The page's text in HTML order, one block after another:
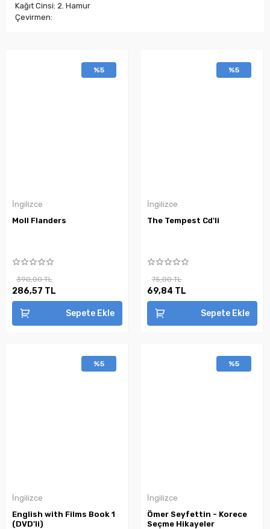
Kağıt Cinsi: 2. Hamur
Çevirmen:
%5
İngilizce
Moll Flanders
390,00 TL
286,57 TL
Sepete Ekle
%5
İngilizce
The Tempest Cd'li
75,00 TL
69,84 TL
Sepete Ekle
%5
İngilizce
English with Films Book 1
(DVD'li)
%5
İngilizce
Ömer Seyfettin - Korece
Seçme Hikayeler